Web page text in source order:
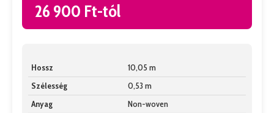
26 900 Ft-tól
Hossz
10,05 m
Szélesség
0,53 m
Anyag
Non-woven